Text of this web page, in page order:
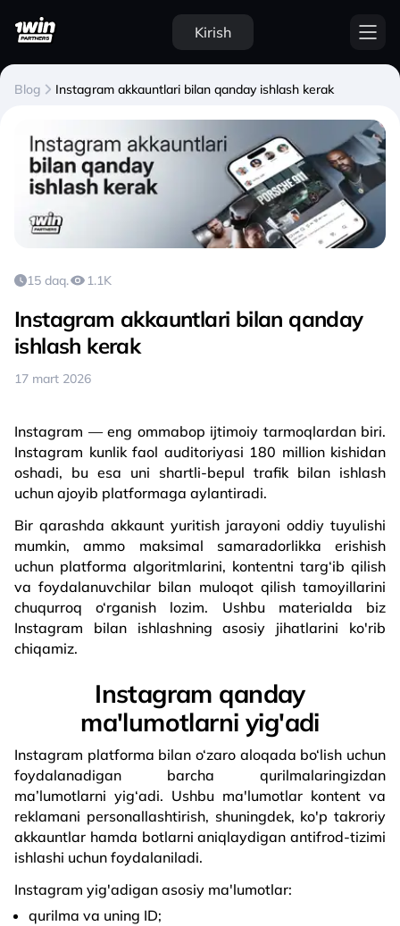
Kirish
Blog Instagram akkauntlari bilan qanday ishlash kerak
15 daq. 1.1K
Instagram akkauntlari bilan qanday
ishlash kerak
17 mart 2026
Instagram — eng ommabop ijtimoiy tarmoqlardan biri.
Instagram kunlik faol auditoriyasi 180 million kishidan
oshadi, bu esa uni shartli-bepul trafik bilan ishlash
uchun ajoyib platformaga aylantiradi.
Bir qarashda akkaunt yuritish jarayoni oddiy tuyulishi
mumkin, ammo maksimal samaradorlikka erishish
uchun platforma algoritmlarini, kontentni targ‘ib qilish
va foydalanuvchilar bilan muloqot qilish tamoyillarini
chuqurroq o‘rganish lozim. Ushbu materialda biz
Instagram bilan ishlashning asosiy jihatlarini ko'rib
chiqamiz.
Instagram qanday
ma'lumotlarni yig'adi
Instagram platforma bilan o‘zaro aloqada bo‘lish uchun
foydalanadigan barcha qurilmalaringizdan
ma’lumotlarni yig‘adi. Ushbu ma'lumotlar kontent va
reklamani personallashtirish, shuningdek, ko'p takroriy
akkauntlar hamda botlarni aniqlaydigan antifrod-tizimi
ishlashi uchun foydalaniladi.
Instagram yig'adigan asosiy ma'lumotlar:
qurilma va uning ID;